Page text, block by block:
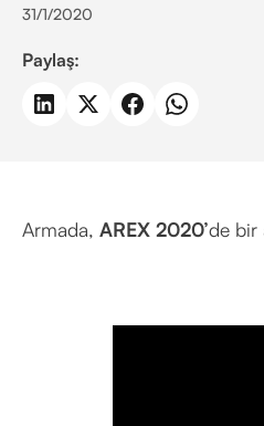
31/1/2020
Paylaş:
Armada, AREX 2020’de bir